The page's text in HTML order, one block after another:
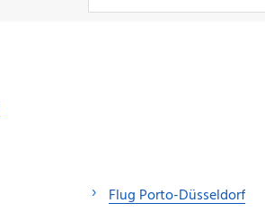
Flug Porto-Düsseldorf